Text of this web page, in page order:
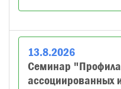
13.8.2026
Семинар
ассоциированных